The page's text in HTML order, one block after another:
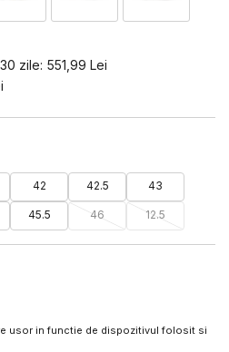
zile: 551,99 Lei
42 42.5 43
45.5 46 12.5
usor in functie de dispozitivul folosit si